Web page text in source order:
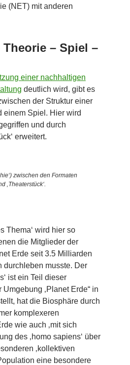
(NET) mit anderen
– Spiel –
einer nachhaltigen
deutlich wird, gibt es
der Struktur einer
einem Spiel. Hier wird
und durch
erweitert.
zwischen den Formaten
‚Theaterstück‘.
Thema‘ wird hier so
die Mitglieder der
Erde seit 3.5 Milliarden
durchleben musste. Der
ist ein Teil dieser
‚Planet Erde“ in
hat die Biosphäre durch
komplexeren
wie auch ‚mit sich
des ‚homo sapiens‘ über
‚kollektiven
eine besondere